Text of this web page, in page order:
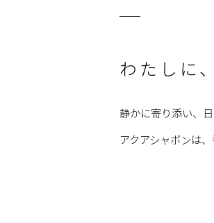
わたしに
静かに寄り添い、日
アクアシャボンは